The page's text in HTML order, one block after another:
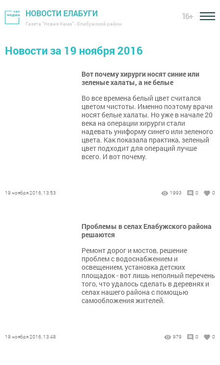
НОВОСТИ ЕЛАБУГИ
Газета "Новая Кама" - Елабужский район
16+
Новости за 19 ноября 2016
Вот почему хирурги носят синие или
зеленые халаты, а не белые
Во все времена белый цвет считался
цветом чистоты. Именно поэтому врачи
носят белые халаты. Но уже в начале 20
века на операции хирурги стали
надевать униформу синего или зеленого
цвета. Как показала практика, зеленый
цвет подходит для операций лучше
всего. И вот почему.
19 ноября 2016, 13:53 1993 0 0
Проблемы в селах Елабужского района
решаются
Ремонт дорог и мостов, решение
проблем с водоснабжением и
освещением, установка детских
площадок - вот лишь неполный перечень
того, что удалось сделать в деревнях и
селах нашего района с помощью
самообложения жителей.
19 ноября 2016, 13:48 979 0 0